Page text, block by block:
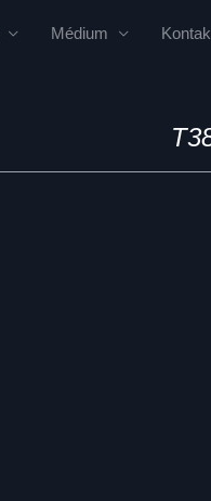
Médium